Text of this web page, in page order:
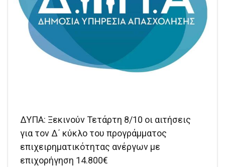
ΔΥΠΑ: Ξεκινούν Τετάρτη 8/10 οι αιτήσεις
για τον Δ΄ κύκλο του προγράμματος
επιχειρηματικότητας ανέργων με
επιχορήγηση 14.800€